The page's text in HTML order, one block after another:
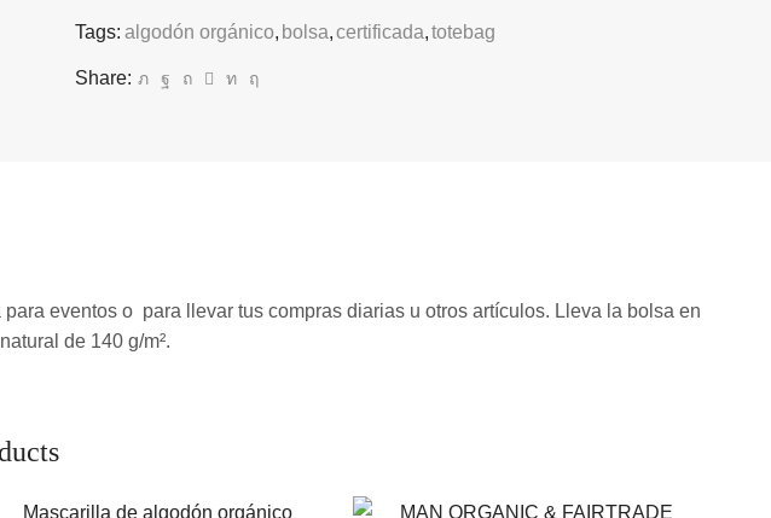
Tags: algodón orgánico, bolsa,certificada,totebag
Share:
eventos o para llevar tus compras diarias u otros artículos. Lleva la bolsa en
de 140 g/m².